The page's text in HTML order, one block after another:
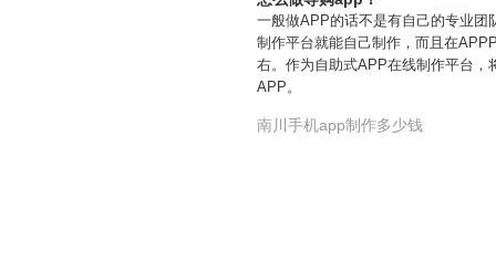
一般做APP的话不是有自己的专业团
制作平台就能自己制作，而且在
右。作为自助式APP在线制作平台，
APP。
南川手机app制作多少钱